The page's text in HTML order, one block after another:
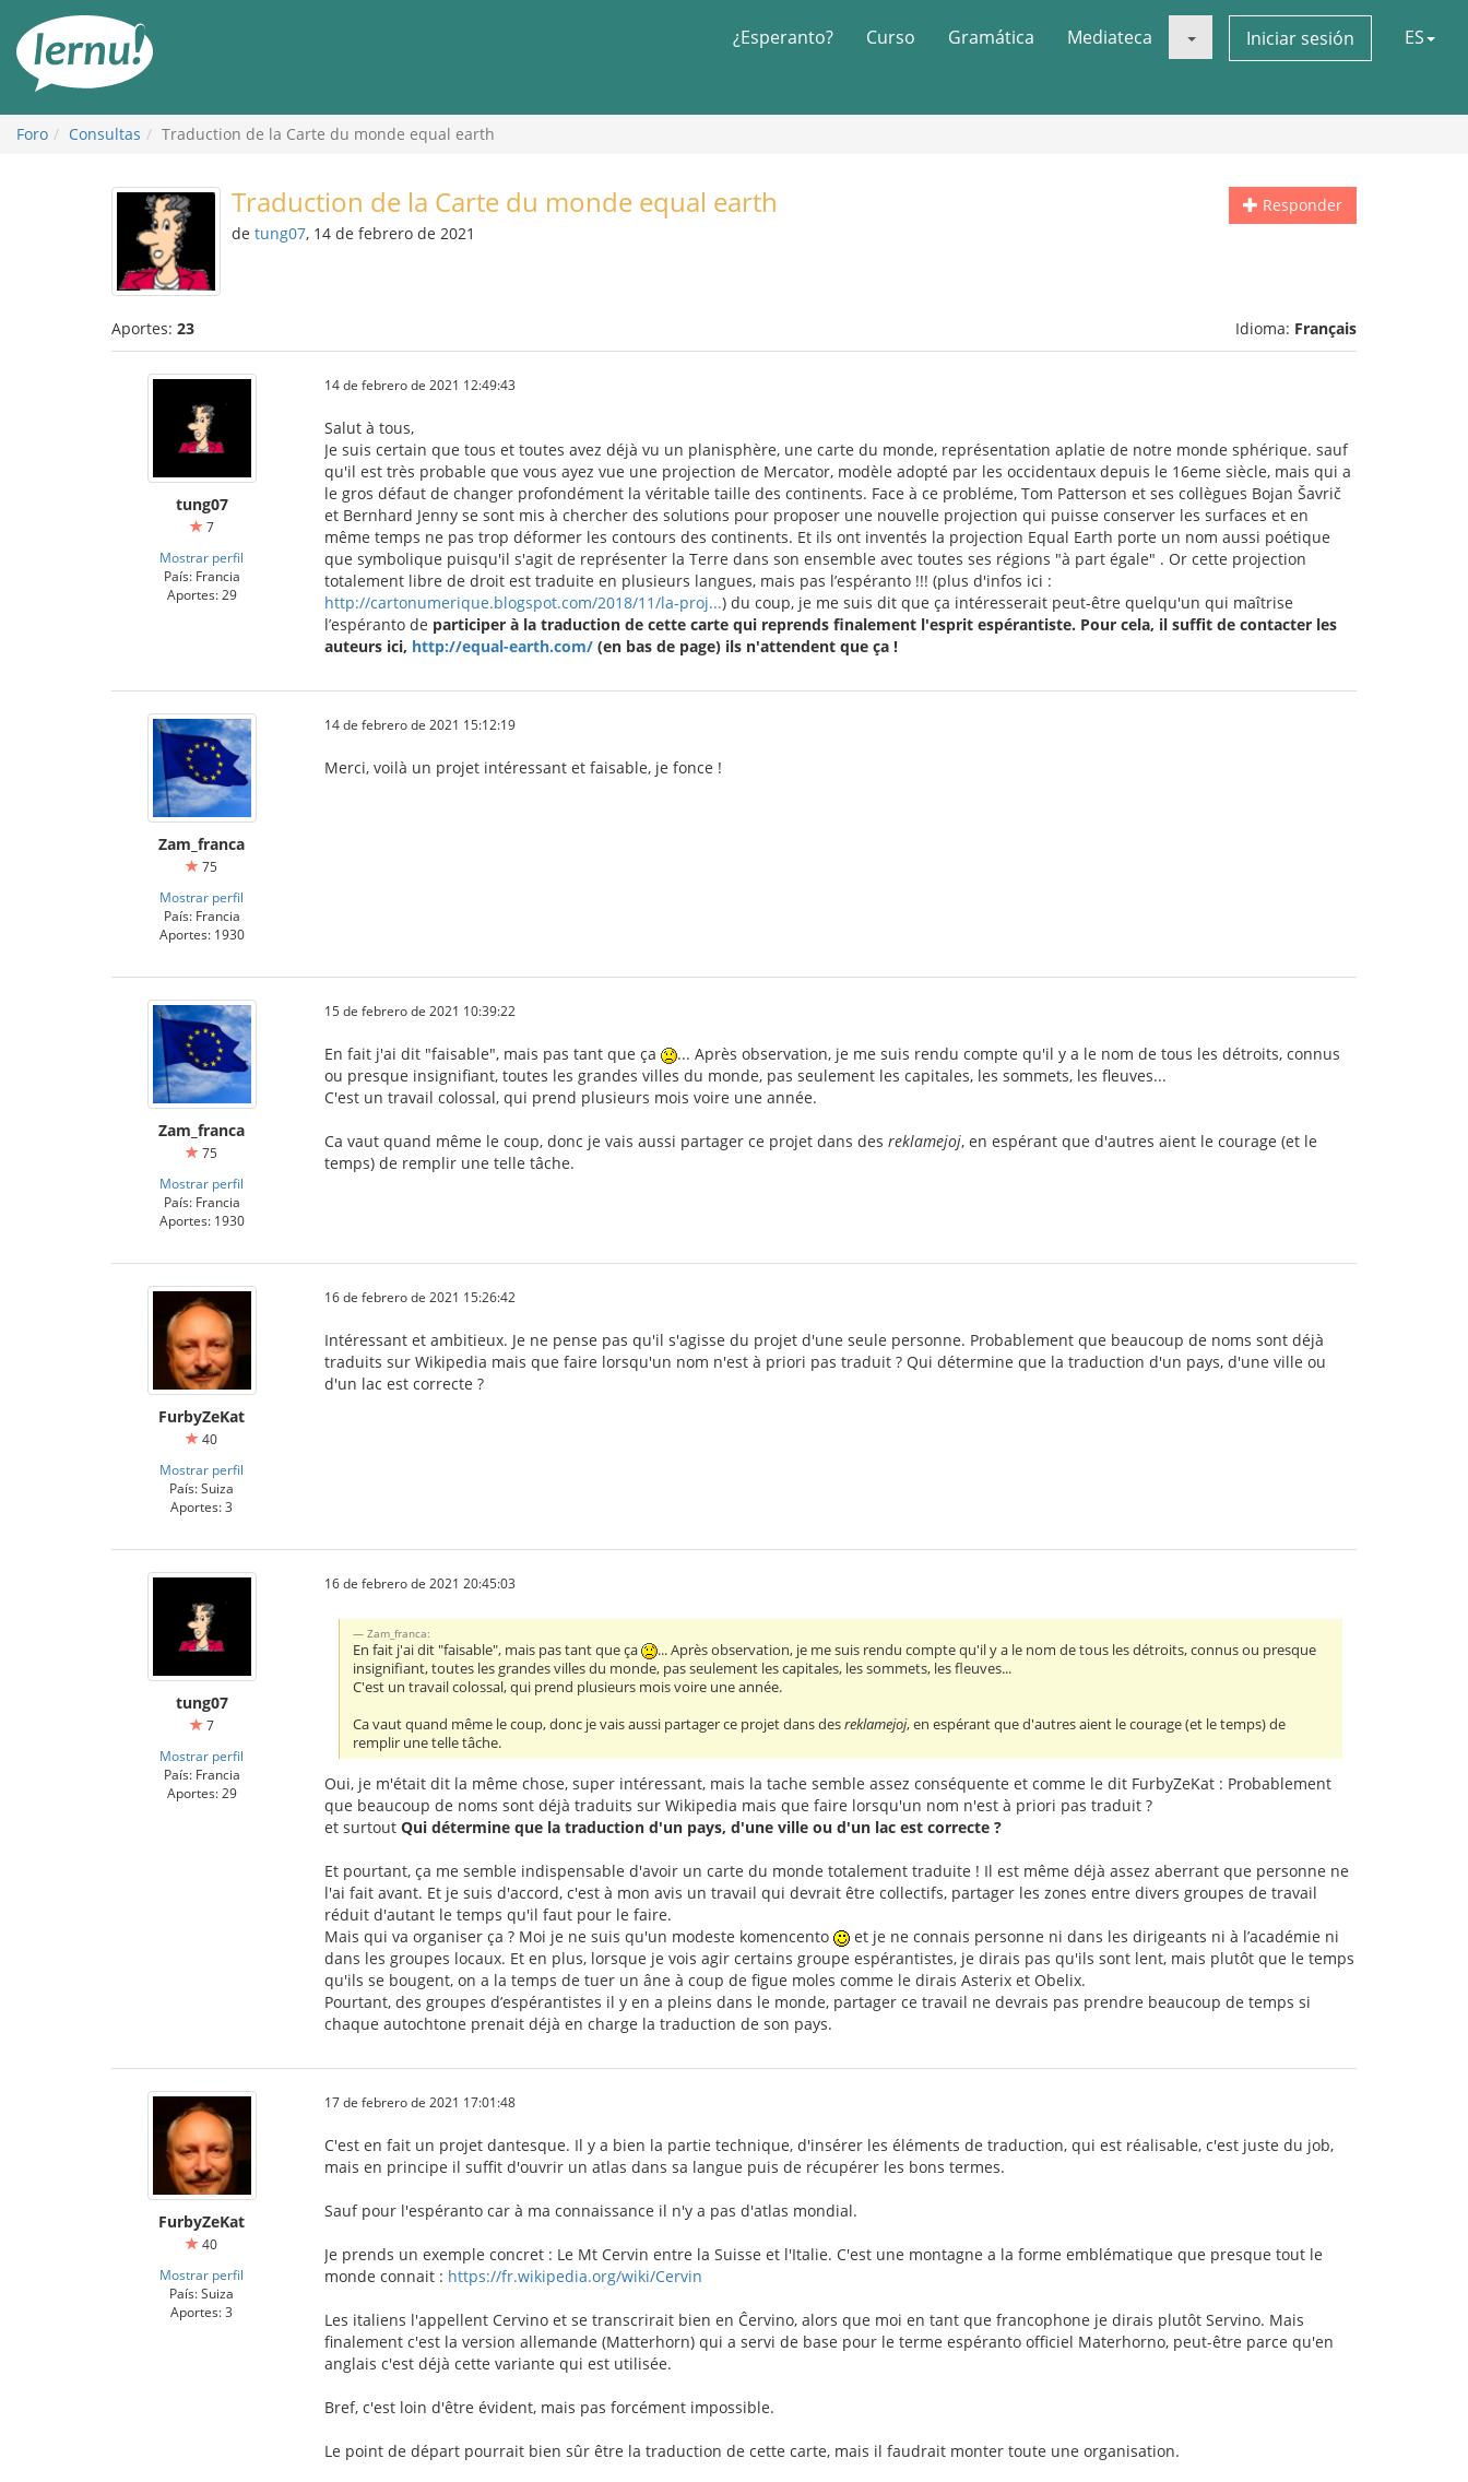
¿Esperanto? Curso Gramática Mediateca Iniciar sesión ES
Foro Consultas Traduction de la Carte du monde equal earth
Responder
Traduction de la Carte du monde equal earth
de tung07, 14 de febrero de 2021
Aportes: 23 Idioma: Français
tung07
7
Mostrar perfil
País: Francia
Aportes: 29
14 de febrero de 2021 12:49:43
Salut à tous,
Je suis certain que tous et toutes avez déjà vu un planisphère, une carte du monde, représentation aplatie de notre monde sphérique. sauf
qu'il est très probable que vous ayez vue une projection de Mercator, modèle adopté par les occidentaux depuis le 16eme siècle, mais qui a
le gros défaut de changer profondément la véritable taille des continents. Face à ce probléme, Tom Patterson et ses collègues Bojan Šavrič
et Bernhard Jenny se sont mis à chercher des solutions pour proposer une nouvelle projection qui puisse conserver les surfaces et en
même temps ne pas trop déformer les contours des continents. Et ils ont inventés la projection Equal Earth porte un nom aussi poétique
que symbolique puisqu'il s'agit de représenter la Terre dans son ensemble avec toutes ses régions "à part égale" . Or cette projection
totalement libre de droit est traduite en plusieurs langues, mais pas l’espéranto !!! (plus d'infos ici :
http://cartonumerique.blogspot.com/2018/11/la-proj...) du coup, je me suis dit que ça intéresserait peut-être quelqu'un qui maîtrise
l’espéranto de participer à la traduction de cette carte qui reprends finalement l'esprit espérantiste. Pour cela, il suffit de contacter les
auteurs ici, http://equal-earth.com/ (en bas de page) ils n'attendent que ça !
Zam_franca
75
Mostrar perfil
País: Francia
Aportes: 1930
14 de febrero de 2021 15:12:19
Merci, voilà un projet intéressant et faisable, je fonce !
Zam_franca
75
Mostrar perfil
País: Francia
Aportes: 1930
15 de febrero de 2021 10:39:22
En fait j'ai dit "faisable", mais pas tant que ça
... Après observation, je me suis rendu compte qu'il y a le nom de tous les détroits, connus
ou presque insignifiant, toutes les grandes villes du monde, pas seulement les capitales, les sommets, les fleuves...
C'est un travail colossal, qui prend plusieurs mois voire une année.
Ca vaut quand même le coup, donc je vais aussi partager ce projet dans des reklamejoj, en espérant que d'autres aient le courage (et le
temps) de remplir une telle tâche.
FurbyZeKat
40
Mostrar perfil
País: Suiza
Aportes: 3
16 de febrero de 2021 15:26:42
Intéressant et ambitieux. Je ne pense pas qu'il s'agisse du projet d'une seule personne. Probablement que beaucoup de noms sont déjà
traduits sur Wikipedia mais que faire lorsqu'un nom n'est à priori pas traduit ? Qui détermine que la traduction d'un pays, d'une ville ou
d'un lac est correcte ?
tung07
7
Mostrar perfil
País: Francia
Aportes: 29
16 de febrero de 2021 20:45:03
Zam_franca:
En fait j'ai dit "faisable", mais pas tant que ça
... Après observation, je me suis rendu compte qu'il y a le nom de tous les détroits, connus ou presque
insignifiant, toutes les grandes villes du monde, pas seulement les capitales, les sommets, les fleuves...
C'est un travail colossal, qui prend plusieurs mois voire une année.
Ca vaut quand même le coup, donc je vais aussi partager ce projet dans desreklamejoj, en espérant que d'autres aient le courage (et le temps) de
remplir une telle tâche.
Oui, je m'était dit la même chose, super intéressant, mais la tache semble assez conséquente et comme le dit FurbyZeKat : Probablement
que beaucoup de noms sont déjà traduits sur Wikipedia mais que faire lorsqu'un nom n'est à priori pas traduit ?
et surtout Qui détermine que la traduction d'un pays, d'une ville ou d'un lac est correcte ?
Et pourtant, ça me semble indispensable d'avoir un carte du monde totalement traduite ! Il est même déjà assez aberrant que personne ne
l'ai fait avant. Et je suis d'accord, c'est à mon avis un travail qui devrait être collectifs, partager les zones entre divers groupes de travail
réduit d'autant le temps qu'il faut pour le faire.
Mais qui va organiser ça ? Moi je ne suis qu'un modeste komencento
et je ne connais personne ni dans les dirigeants ni à l’académie ni
dans les groupes locaux. Et en plus, lorsque je vois agir certains groupe espérantistes, je dirais pas qu'ils sont lent, mais plutôt que le temps
qu'ils se bougent, on a la temps de tuer un âne à coup de figue moles comme le dirais Asterix et Obelix.
Pourtant, des groupes d’espérantistes il y en a pleins dans le monde, partager ce travail ne devrais pas prendre beaucoup de temps si
chaque autochtone prenait déjà en charge la traduction de son pays.
FurbyZeKat
40
Mostrar perfil
País: Suiza
Aportes: 3
17 de febrero de 2021 17:01:48
C'est en fait un projet dantesque. Il y a bien la partie technique, d'insérer les éléments de traduction, qui est réalisable, c'est juste du job,
mais en principe il suffit d'ouvrir un atlas dans sa langue puis de récupérer les bons termes.
Sauf pour l'espéranto car à ma connaissance il n'y a pas d'atlas mondial.
Je prends un exemple concret : Le Mt Cervin entre la Suisse et l'Italie. C'est une montagne a la forme emblématique que presque tout le
monde connait : https://fr.wikipedia.org/wiki/Cervin
Les italiens l'appellent Cervino et se transcrirait bien en Ĉervino, alors que moi en tant que francophone je dirais plutôt Servino. Mais
finalement c'est la version allemande (Matterhorn) qui a servi de base pour le terme espéranto officiel Materhorno, peut-être parce qu'en
anglais c'est déjà cette variante qui est utilisée.
Bref, c'est loin d'être évident, mais pas forcément impossible.
Le point de départ pourrait bien sûr être la traduction de cette carte, mais il faudrait monter toute une organisation.